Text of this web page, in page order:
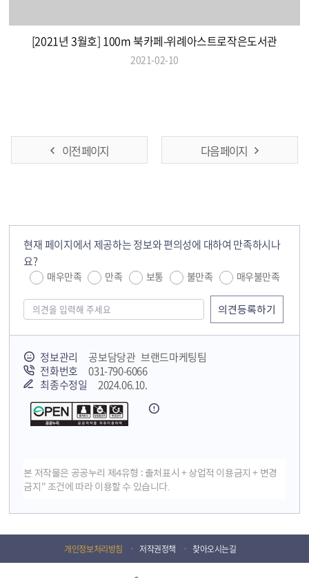
[2021년 3월호] 100m 북카페-위례아스트로작은도서관
2021-02-10
이전 페이지 다음 페이지
현재 페이지에서 제공하는 정보와 편의성에 대하여 만족하시나
요?
매우만족 만족 보통 불만족 매우불만족
정보관리
공보담당관 브랜드마케팅팀
전화번호
031-790-6066
최종수정일
2024.06.10.
본 저작물은 공공누리 제4유형 : 출처표시 + 상업적 이용금지 + 변경
금지" 조건에 따라 이용할 수 있습니다.
개인정보처리방침 저작권정책 찾아오시는길